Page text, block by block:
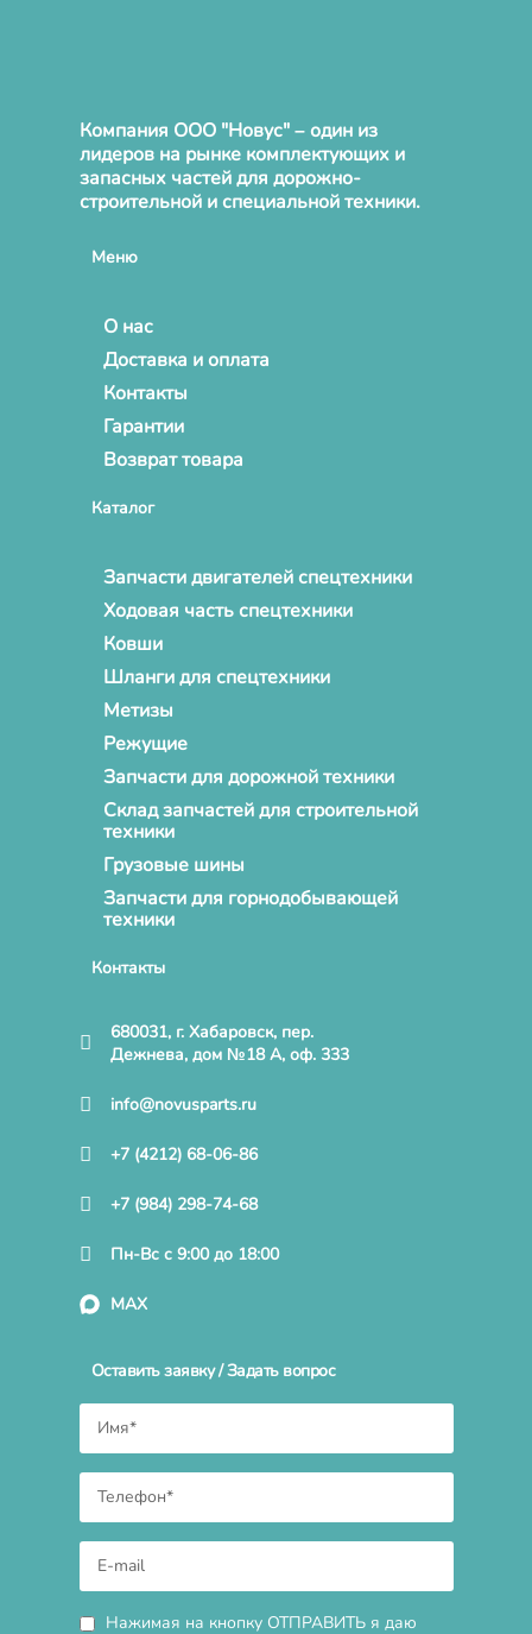
Компания ООО "Новус" – один из
лидеров на рынке комплектующих и
запасных частей для дорожно-
строительной и специальной техники.
Меню
О нас
Доставка и оплата
Контакты
Гарантии
Возврат товара
Каталог
Запчасти двигателей спецтехники
Ходовая часть спецтехники
Ковши
Шланги для спецтехники
Метизы
Режущие
Запчасти для дорожной техники
Склад запчастей для строительной
техники
Грузовые шины
Запчасти для горнодобывающей
техники
Контакты
680031, г. Хабаровск, пер.
Дежнева, дом №18 А, оф. 333
info@novusparts.ru
+7 (4212) 68-06-86
+7 (984) 298-74-68
Пн-Вс с 9:00 до 18:00
MAX
Оставить заявку / Задать вопрос
Нажимая на кнопку ОТПРАВИТЬ я даю